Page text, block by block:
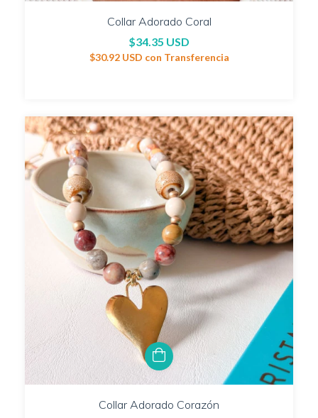
Collar Adorado Coral
$34.35 USD
$30.92 USD con Transferencia
Collar Adorado Corazón